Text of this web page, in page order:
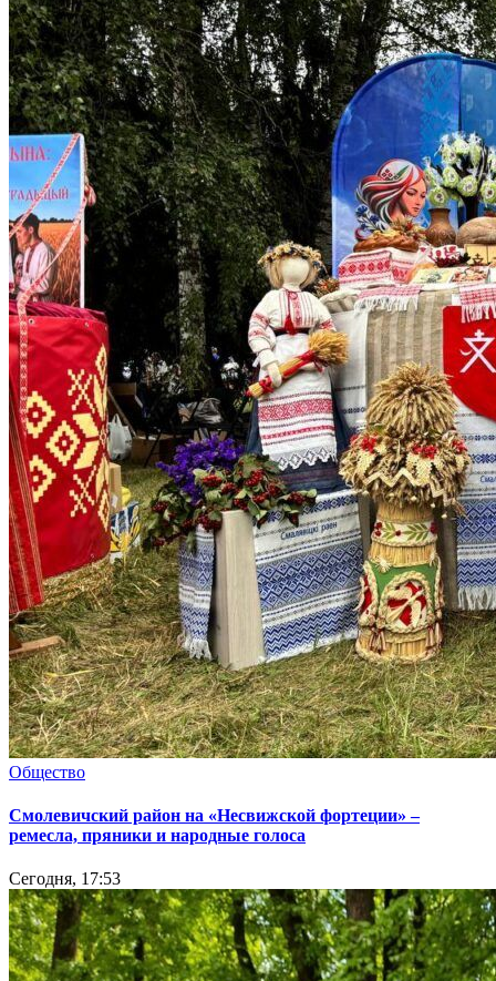
Общество
Смолевичский район на «Несвижской фортеции» –
ремесла, пряники и народные голоса
Сегодня, 17:53